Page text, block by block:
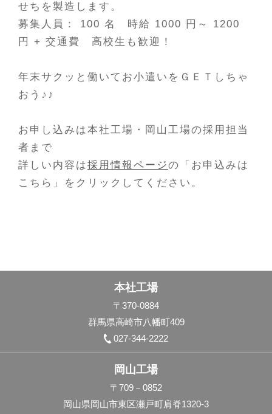
せちを製造します。
募集人員： 100 名 時給 1000 円～ 1200
円 + 交通費 高校生も歓迎！
年末サクッと働いてお小遣いをＧＥＴしちゃ
おう♪♪
お申し込みは本社工場・岡山工場の採用担当
者まで
詳しい内容は採用情報ページの「お申込みは
こちら」をクリックしてください。
本社工場
〒370-0884
群馬県高崎市八幡町409
027-344-2222
岡山工場
〒709－0852
岡山県岡山市東区瀬戸町肩脊1320-3